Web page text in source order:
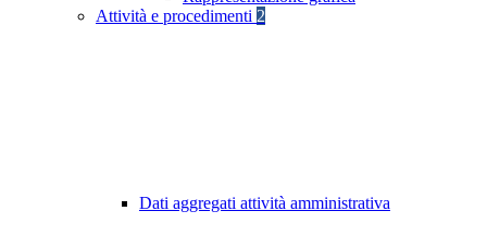
Attività e procedimenti 2
Dati aggregati attività amministrativa